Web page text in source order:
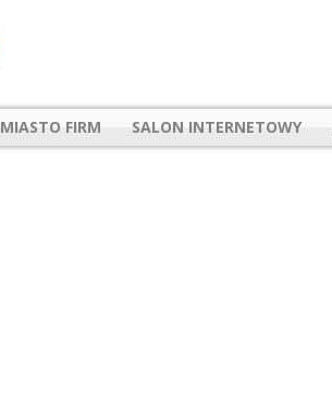
MIASTO FIRM SALON INTERNETOWY